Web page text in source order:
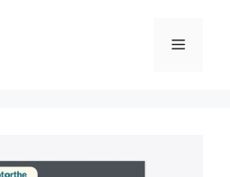
Menu